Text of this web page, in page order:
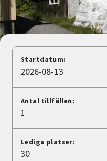
Cirkelledare
Nyheter
Avdelningar
Lyssna
Startdatum:
2026-08-13
Antal tillfällen:
1
Lediga platser:
30